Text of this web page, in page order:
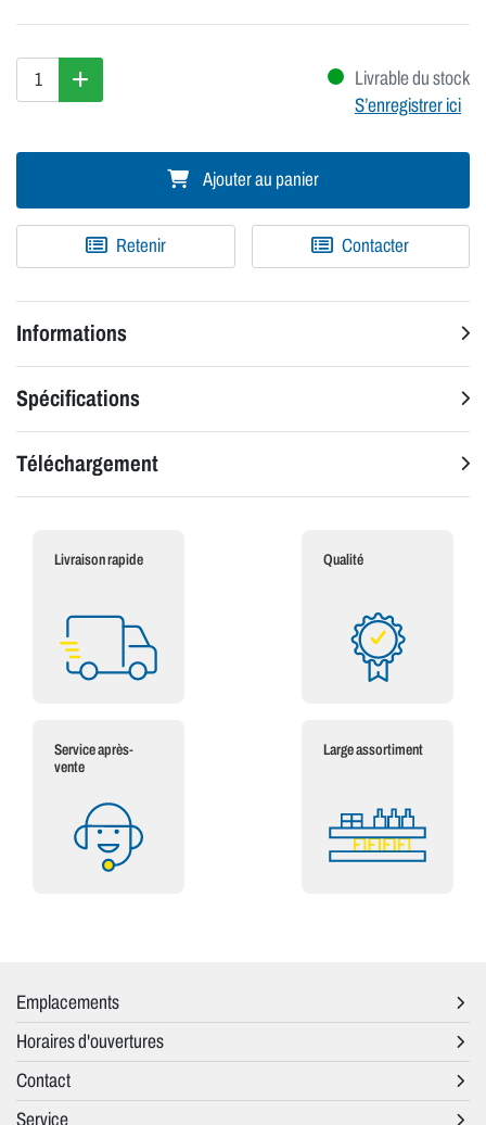
Livrable du stock
S’enregistrer ici
Ajouter au panier
Retenir Contacter
Informations
Spécifications
Téléchargement
Livraison rapide Qualité
Service après-
vente
Large assortiment
Emplacements
Horaires d'ouvertures
Contact
Service